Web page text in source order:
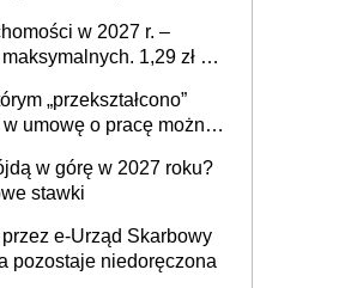
w 2027 r. –
1,29 zł za
z
gospodarczej
„przekształcono”
umowę o pracę można
jedynym
w górę w 2027 roku?
stawki
e-Urząd Skarbowy
pozostaje niedoręczona